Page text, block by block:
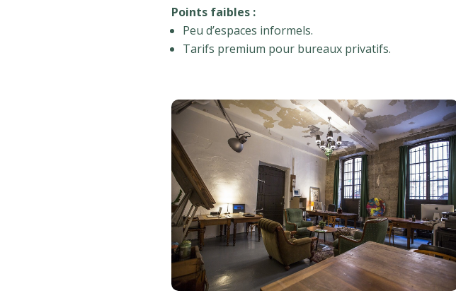
Points faibles :
Peu d’espaces informels.
Tarifs premium pour bureaux privatifs.